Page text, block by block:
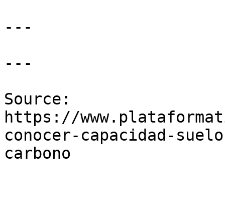
---
---
Source:
https://
conocer-capacidad-